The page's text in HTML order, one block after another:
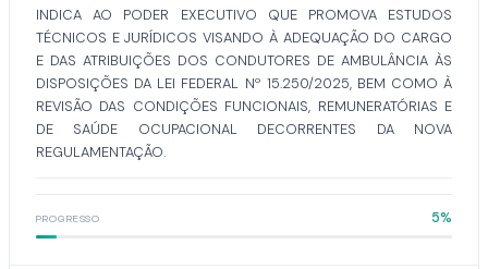
INDICA AO PODER EXECUTIVO QUE PROMOVA ESTUDOS
TÉCNICOS E JURÍDICOS VISANDO À ADEQUAÇÃO DO CARGO
E DAS ATRIBUIÇÕES DOS CONDUTORES DE AMBULÂNCIA ÀS
DISPOSIÇÕES DA LEI FEDERAL Nº 15.250/2025, BEM COMO À
REVISÃO DAS CONDIÇÕES FUNCIONAIS, REMUNERATÓRIAS E
DE SAÚDE OCUPACIONAL DECORRENTES DA NOVA
REGULAMENTAÇÃO.
PROGRESSO 5%